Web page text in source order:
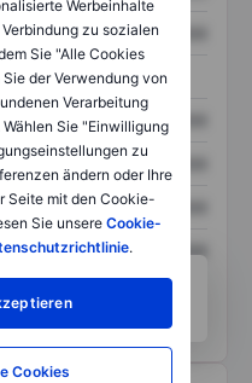
Werbeinhalte
zu sozialen
Sie "Alle Cookies
der Verwendung von
Verarbeitung
Sie "Einwilligung
zu
ändern oder Ihre
Seite mit den Cookie-
Sie unsereCookie-
.
Cookies
XXXXXXX XXXXXXX
XXXXXXX XXXXXXX
XXXXXXX
XXXXXXX XXXXXXX
XXXXXXX
XXXXXXX